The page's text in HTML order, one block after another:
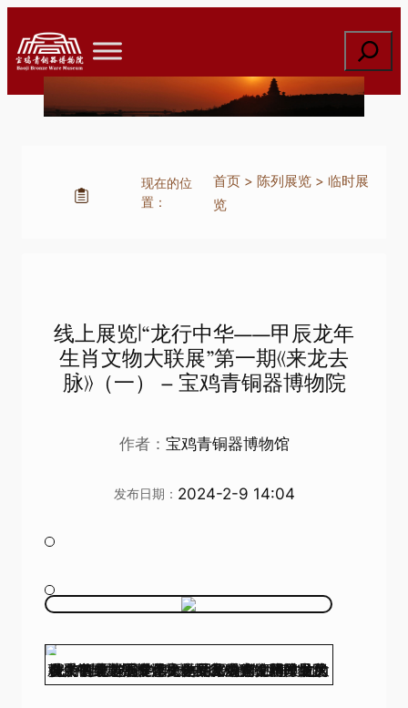
至
内
索
现在的位
置：
首页> 陈列展览> 临时展
览
线上展览|“龙行中华——甲辰龙年
生肖文物大联展”第一期《来龙去
脉》（一） – 宝鸡青铜器博物院
作者： 宝鸡青铜器博物馆
发布日期： 2024-2-9 14:04
值此甲辰龙年之际，宝鸡青铜器博物院携手中国文物报社和全国60余家文博单位为观众献上“龙行中华——甲辰龙年生肖文物大联展”，展览分为“来龙去脉”“龙腾四海”“龙的传人”“与龙共舞”四个单元，分别介绍了龙形象的诞生与演变、历史文化中的龙、民俗文化中的龙、重返恐龙世界等内容。此外，我院特别遴选五件龙文物助力展览，同时展示我市各级非遗传承人作品及观众征稿作品。